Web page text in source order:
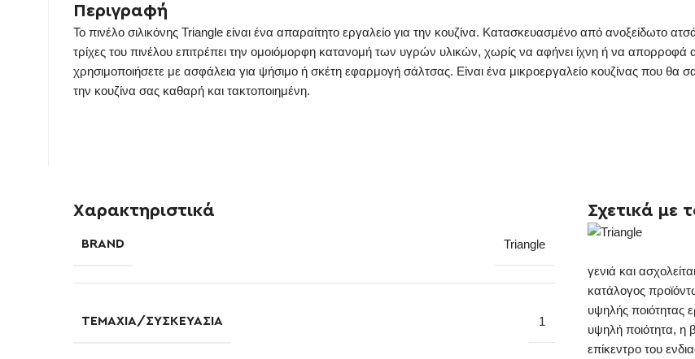
Περιγραφή
Το πινέλο σιλικόνης Triangle είναι ένα απαραίτητο εργαλείο για την κουζίνα. Κατασκευασμένο από ανοξείδωτο
τρίχες του πινέλου επιτρέπει την ομοιόμορφη κατανομή των υγρών υλικών, χωρίς να αφήνει ίχνη ή να
χρησιμοποιήσετε με ασφάλεια για ψήσιμο ή σκέτη εφαρμογή σάλτσας. Είναι ένα μικροεργαλείο κουζίνας που θα
την κουζίνα σας καθαρή και τακτοποιημένη.
Χαρακτηριστικά
BRAND Triangle
ΤΕΜΆΧΙΑ/ΣΥΣΚΕΥΑΣΊΑ 1
Σχετικά με
γενιά και
κατάλογος
υψηλής ποιότητας
υψηλή ποιότητα, η
επίκεντρο του